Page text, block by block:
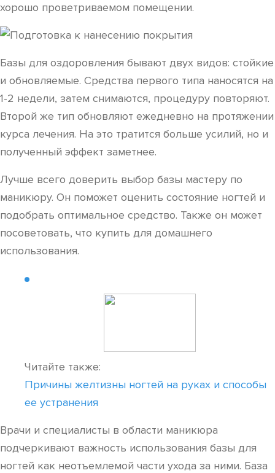
хорошо проветриваемом помещении.
Базы для оздоровления бывают двух видов: стойкие
и обновляемые. Средства первого типа наносятся на
1-2 недели, затем снимаются, процедуру повторяют.
Второй же тип обновляют ежедневно на протяжении
курса лечения. На это тратится больше усилий, но и
полученный эффект заметнее.
Лучше всего доверить выбор базы мастеру по
маникюру. Он поможет оценить состояние ногтей и
подобрать оптимальное средство. Также он может
посоветовать, что купить для домашнего
использования.
Читайте также:
Причины желтизны ногтей на руках и способы
ее устранения
Врачи и специалисты в области маникюра
подчеркивают важность использования базы для
ногтей как неотъемлемой части ухода за ними. База